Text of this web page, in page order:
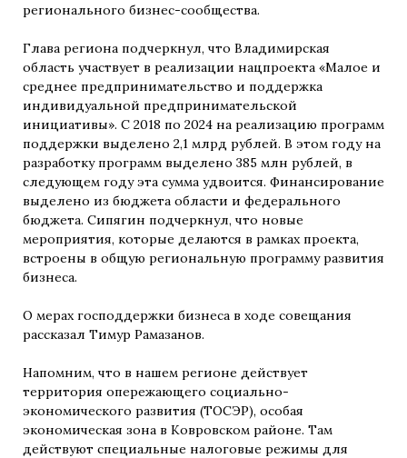
регионального бизнес-сообщества.
Глава региона подчеркнул, что Владимирская
область участвует в реализации нацпроекта «Малое и
среднее предпринимательство и поддержка
индивидуальной предпринимательской
инициативы». С 2018 по 2024 на реализацию программ
поддержки выделено 2,1 млрд рублей. В этом году на
разработку программ выделено 385 млн рублей, в
следующем году эта сумма удвоится. Финансирование
выделено из бюджета области и федерального
бюджета. Сипягин подчеркнул, что новые
мероприятия, которые делаются в рамках проекта,
встроены в общую региональную программу развития
бизнеса.
О мерах господдержки бизнеса в ходе совещания
рассказал Тимур Рамазанов.
Напомним, что в нашем регионе действует
территория опережающего социально-
экономического развития (ТОСЭР), особая
экономическая зона в Ковровском районе. Там
действуют специальные налоговые режимы для